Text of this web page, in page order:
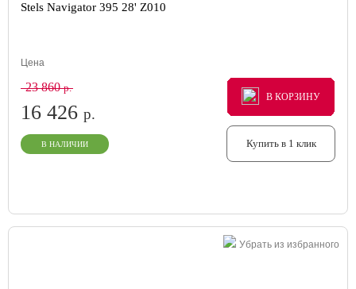
Stels Navigator 395 28' Z010
Цена
23 860р.
16 426 р.
В НАЛИЧИИ
В КОРЗИНУ
В КОРЗИНУ
В КОРЗИНУ
Купить в 1 клик
Убрать из избранного